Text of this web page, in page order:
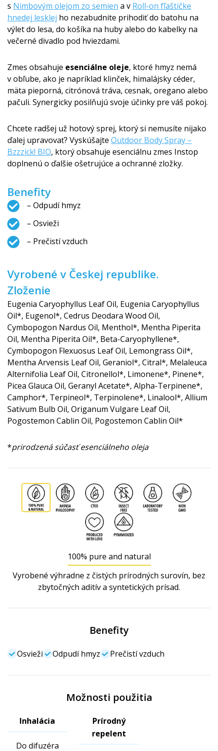
s Nimbovým olejom zo semien a v Roll-on fľaštičke
hnedej lesklej ho nezabudnite prihodiť do batohu na
výlet do lesa, do košíka na huby alebo do kabelky na
večerné divadlo pod hviezdami.
Zmes obsahuje esenciálne oleje, ktoré hmyz nemá
v obľube, ako je napríklad klinček, himalájsky céder,
mäta pieporná, citrónová tráva, cesnak, oregano alebo
pačuli. Synergicky posilňujú svoje účinky pre váš pokoj.
Chcete radšej už hotový sprej, ktorý si nemusíte nijako
ďalej upravovať? Vyskúšajte Outdoor Body Spray –
Bzzzick! BIO, ktorý obsahuje esenciálnu zmes Instop
doplnenú o ďalšie ošetrujúce a ochranné zložky.
Benefity
– Odpudí hmyz
– Osvieži
– Prečistí vzduch
Vyrobené v Českej republike.
Zloženie
Eugenia Caryophyllus Leaf Oil, Eugenia Caryophyllus
Oil*, Eugenol*, Cedrus Deodara Wood Oil,
Cymbopogon Nardus Oil, Menthol*, Mentha Piperita
Oil, Mentha Piperita Oil*, Beta-Caryophyllene*,
Cymbopogon Flexuosus Leaf Oil, Lemongrass Oil*,
Mentha Arvensis Leaf Oil, Geraniol*, Citral*, Melaleuca
Alternifolia Leaf Oil, Citronellol*, Limonene*, Pinene*,
Picea Glauca Oil, Geranyl Acetate*, Alpha-Terpinene*,
Camphor*, Terpineol*, Terpinolene*, Linalool*, Allium
Sativum Bulb Oil, Origanum Vulgare Leaf Oil,
Pogostemon Cablin Oil, Pogostemon Cablin Oil*
*prirodzená súčasť esenciálneho oleja
100% pure and natural
Vyrobené výhradne z čistých prírodných surovín, bez
zbytočných aditív a syntetických prísad.
Benefity
Osvieži Odpudí hmyz Prečistí vzduch
Možnosti použitia
Inhalácia
Do difuzéra
Prírodný
repelent